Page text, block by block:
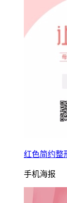
红色简约整
手机海报